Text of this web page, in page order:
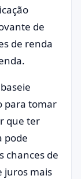
de
de renda
para tomar
que ter
pode
chances de
juros mais